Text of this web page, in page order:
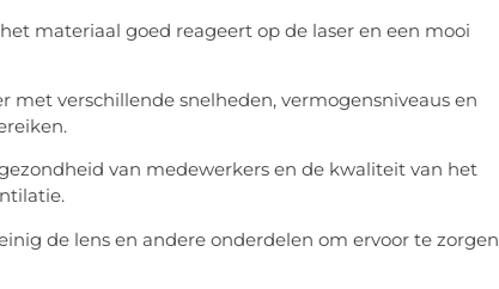
materiaal goed reageert op de laser en een mooi
met verschillende snelheden, vermogensniveaus en
van medewerkers en de kwaliteit van het
de lens en andere onderdelen om ervoor te zorgen